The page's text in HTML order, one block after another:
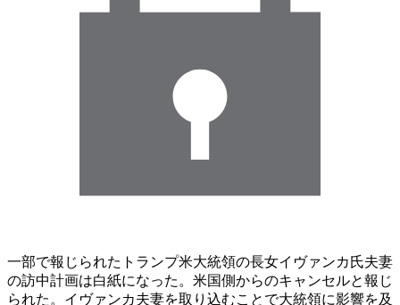
一部で報じられたトランプ米大統領の長女イヴァンカ氏夫妻
の訪中計画は白紙になった。米国側からのキャンセルと報じ
られた。イヴァンカ夫妻を取り込むことで大統領に影響を及